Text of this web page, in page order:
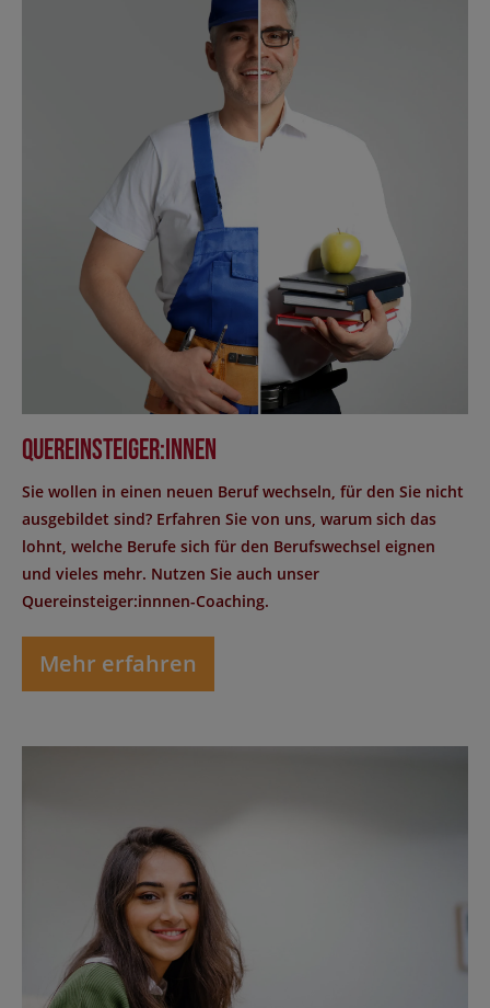
Quereinsteiger:innen
Sie wollen in einen neuen Beruf wechseln, für den Sie nicht
ausgebildet sind? Erfahren Sie von uns, warum sich das
lohnt, welche Berufe sich für den Berufswechsel eignen
und vieles mehr. Nutzen Sie auch unser
Quereinsteiger:innnen-Coaching.
Mehr erfahren